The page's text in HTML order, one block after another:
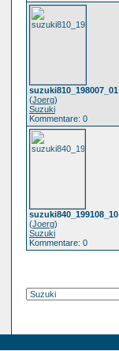
suzuki810_198007_01
(Joerg)
Suzuki
Kommentare: 0
suzuki840_199108_10
(Joerg)
Suzuki
Kommentare: 0